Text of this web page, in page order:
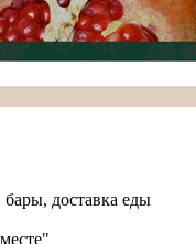
доставка еды